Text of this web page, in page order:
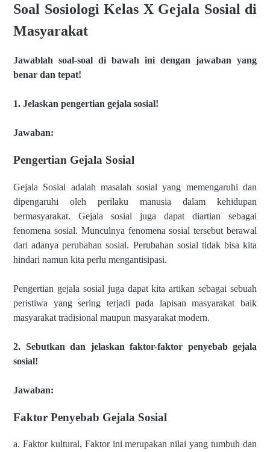
Soal Sosiologi Kelas X Gejala Sosial di
Masyarakat
Jawablah soal-soal di bawah ini dengan jawaban yang
benar dan tepat!
1. Jelaskan pengertian gejala sosial!
Jawaban:
Pengertian Gejala Sosial
Gejala Sosial adalah masalah sosial yang memengaruhi dan
dipengaruhi oleh perilaku manusia dalam kehidupan
bermasyarakat. Gejala sosial juga dapat diartian sebagai
fenomena sosial. Munculnya fenomena sosial tersebut berawal
dari adanya perubahan sosial. Perubahan sosial tidak bisa kita
hindari namun kita perlu mengantisipasi.
Pengertian gejala sosial juga dapat kita artikan sebagai sebuah
peristiwa yang sering terjadi pada lapisan masyarakat baik
masyarakat tradisional maupun masyarakat modern.
2. Sebutkan dan jelaskan faktor-faktor penyebab gejala
sosial!
Jawaban:
Faktor Penyebab Gejala Sosial
a. Faktor kultural, Faktor ini merupakan nilai yang tumbuh dan